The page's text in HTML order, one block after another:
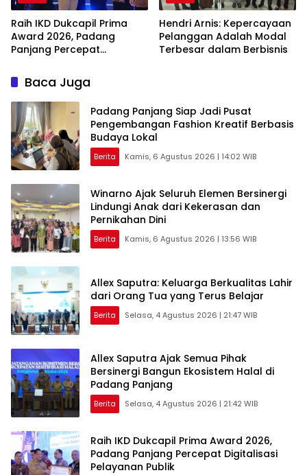
Raih IKD Dukcapil Prima
Award 2026, Padang
Panjang Percepat
Publik
Hendri Arnis: Kepercayaan
Pelanggan Adalah Modal
Terbesar dalam Berbisnis
Baca Juga
Padang Panjang Siap Jadi Pusat
Pengembangan Fashion Kreatif Berbasis
Budaya Lokal
Berita Kamis, 6 Agustus 2026 | 14:02 WIB
Winarno Ajak Seluruh Elemen Bersinergi
Lindungi Anak dari Kekerasan dan
Pernikahan Dini
Berita Kamis, 6 Agustus 2026 | 13:56 WIB
Allex Saputra: Keluarga Berkualitas Lahir
dari Orang Tua yang Terus Belajar
Berita Selasa, 4 Agustus 2026 | 21:47 WIB
Allex Saputra Ajak Semua Pihak
Bersinergi Bangun Ekosistem Halal di
Padang Panjang
Berita Selasa, 4 Agustus 2026 | 21:42 WIB
Raih IKD Dukcapil Prima Award 2026,
Padang Panjang Percepat Digitalisasi
Pelayanan Publik